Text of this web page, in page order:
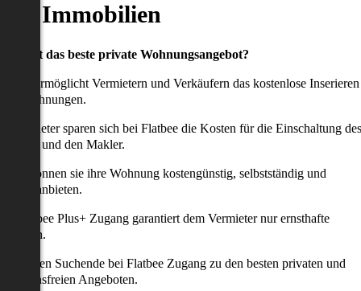
Immobilien
willst das beste private Wohnungsangebot?
ermöglicht Vermietern und Verkäufern das kostenlose Inserieren
Wohnungen.
Anbieter sparen sich bei Flatbee die Kosten für die Einschaltung des
und den Makler.
können sie ihre Wohnung kostengünstig, selbstständig und
anbieten.
Flatbee Plus+ Zugang garantiert dem Vermieter nur ernsthafte
erhalten Suchende bei Flatbee Zugang zu den besten privaten und
Angeboten.